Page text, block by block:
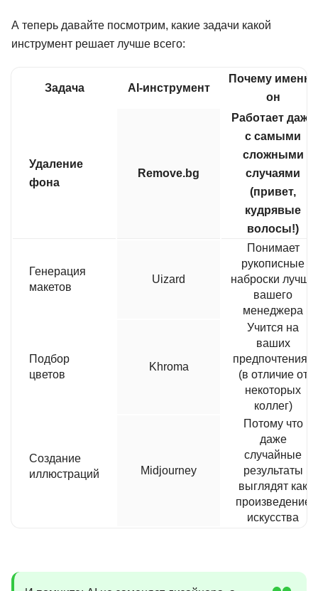
А теперь давайте посмотрим, какие задачи какой
инструмент решает лучше всего:
Задача AI-инструмент
Почему именно
он
Удаление
фона
Remove.bg
Работает даже
с самыми
сложными
случаями
(привет,
кудрявые
волосы!)
Генерация
макетов
Uizard
Понимает
рукописные
наброски лучше
вашего
менеджера
Подбор
цветов
Khroma
Учится на
ваших
предпочтениях
(в отличие от
некоторых
коллег)
Создание
иллюстраций
Midjourney
Потому что
даже
случайные
результаты
выглядят как
произведение
искусства